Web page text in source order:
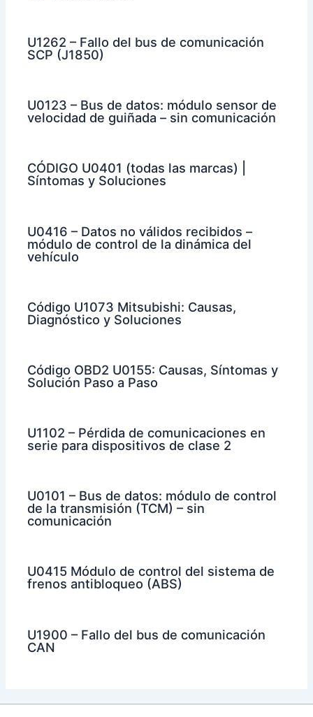
U1262 – Fallo del bus de comunicación
SCP (J1850)
U0123 – Bus de datos: módulo sensor de
velocidad de guiñada – sin comunicación
CÓDIGO U0401 (todas las marcas) |
Síntomas y Soluciones
U0416 – Datos no válidos recibidos –
módulo de control de la dinámica del
vehículo
Código U1073 Mitsubishi: Causas,
Diagnóstico y Soluciones
Código OBD2 U0155: Causas, Síntomas y
Solución Paso a Paso
U1102 – Pérdida de comunicaciones en
serie para dispositivos de clase 2
U0101 – Bus de datos: módulo de control
de la transmisión (TCM) – sin
comunicación
U0415 Módulo de control del sistema de
frenos antibloqueo (ABS)
U1900 – Fallo del bus de comunicación
CAN